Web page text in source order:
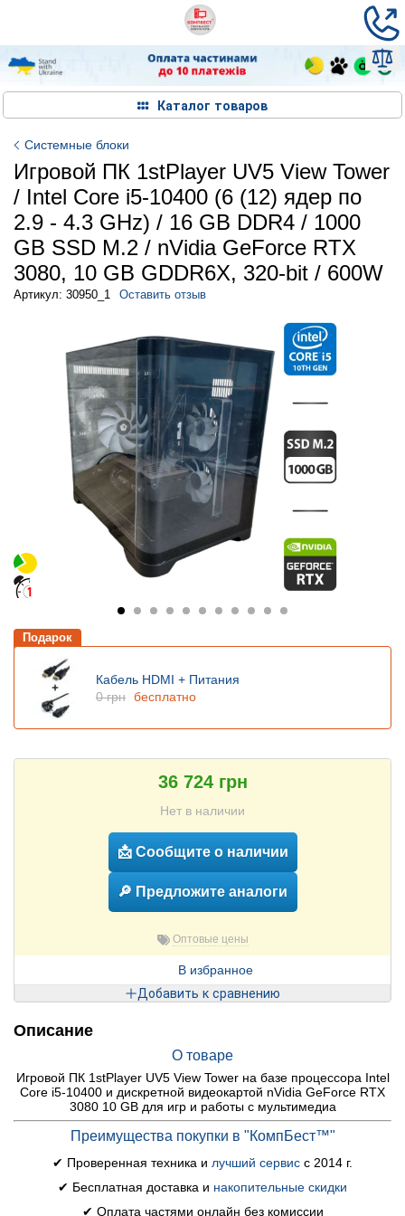
Каталог товаров
Системные блоки
Игровой ПК 1stPlayer UV5 View Tower
/ Intel Core i5-10400 (6 (12) ядер по
2.9 - 4.3 GHz) / 16 GB DDR4 / 1000
GB SSD M.2 / nVidia GeForce RTX
3080, 10 GB GDDR6X, 320-bit / 600W
Артикул: 30950_1 Оставить отзыв
Подарок
Кабель HDMI + Питания
0 грн бесплатно
36 724 грн
Нет в наличии
📩 Сообщите о наличии
🔎 Предложите аналоги
Оптовые цены
В избранное
Добавить к сравнению
Описание
О товаре
Игровой ПК 1stPlayer UV5 View Tower на базе процессора Intel
Core i5-10400 и дискретной видеокартой nVidia GeForce RTX
3080 10 GB для игр и работы с мультимедиа
Преимущества покупки в "КомпБест™"
✔ Проверенная техника и лучший сервис с 2014 г.
✔ Бесплатная доставка и накопительные скидки
✔ Оплата частями онлайн без комиссии